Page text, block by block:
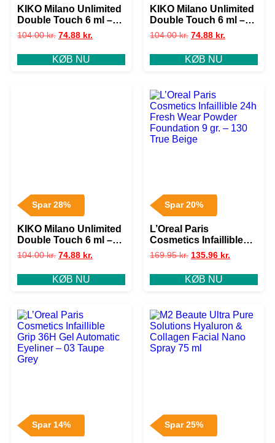
KIKO Milano Unlimited
Double Touch 6 ml –
104 Sangria
104.00kr. 74.88 kr.
KØB NU
KIKO Milano Unlimited
Double Touch 6 ml –
119 Rhododendron
104.00kr. 74.88 kr.
KØB NU
Spar 28%
KIKO Milano Unlimited
Double Touch 6 ml –
120 Rosy Mauve
104.00kr. 74.88 kr.
KØB NU
Spar 20%
L’Oreal Paris
Cosmetics Infaillible
24h Fresh Wear
Powder Foundation 9
gr. – 130 True Beige
169.95kr. 135.96 kr.
KØB NU
Spar 14% Spar 25%